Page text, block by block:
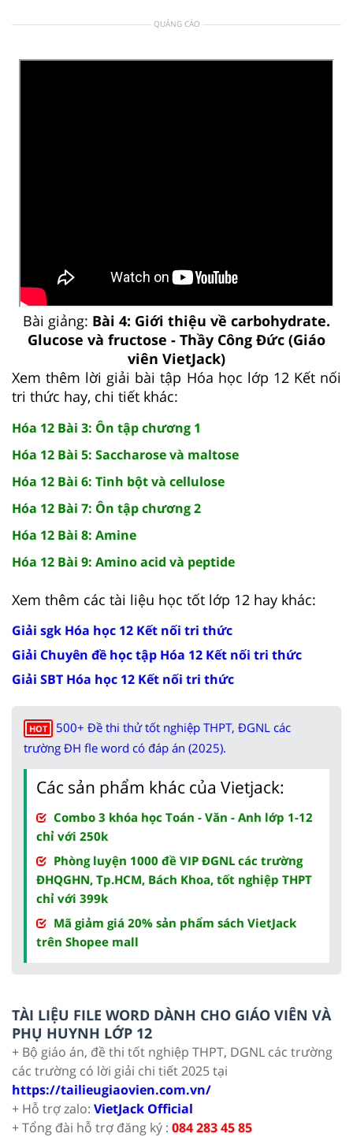
QUẢNG CÁO
Bài giảng: Bài 4: Giới thiệu về carbohydrate.
Glucose và fructose - Thầy Công Đức (Giáo
viên VietJack)
Xem thêm lời giải bài tập Hóa học lớp 12 Kết nối
tri thức hay, chi tiết khác:
Hóa 12 Bài 3: Ôn tập chương 1
Hóa 12 Bài 5: Saccharose và maltose
Hóa 12 Bài 6: Tinh bột và cellulose
Hóa 12 Bài 7: Ôn tập chương 2
Hóa 12 Bài 8: Amine
Hóa 12 Bài 9: Amino acid và peptide
Xem thêm các tài liệu học tốt lớp 12 hay khác:
Giải sgk Hóa học 12 Kết nối tri thức
Giải Chuyên đề học tập Hóa 12 Kết nối tri thức
Giải SBT Hóa học 12 Kết nối tri thức
HOT
500+ Đề thi thử tốt nghiệp THPT, ĐGNL các
trường ĐH fle word có đáp án (2025).
Các sản phẩm khác của Vietjack:
Combo 3 khóa học Toán - Văn - Anh lớp 1-12
chỉ với 250k
Phòng luyện 1000 đề VIP ĐGNL các trường
ĐHQGHN, Tp.HCM, Bách Khoa, tốt nghiệp THPT
chỉ với 399k
Mã giảm giá 20% sản phẩm sách VietJack
trên Shopee mall
TÀI LIỆU FILE WORD DÀNH CHO GIÁO VIÊN VÀ
PHỤ HUYNH LỚP 12
+ Bộ giáo án, đề thi tốt nghiệp THPT, DGNL các trường
các trường có lời giải chi tiết 2025 tại
https://tailieugiaovien.com.vn/
+ Hỗ trợ zalo: VietJack Official
+ Tổng đài hỗ trợ đăng ký : 084 283 45 85